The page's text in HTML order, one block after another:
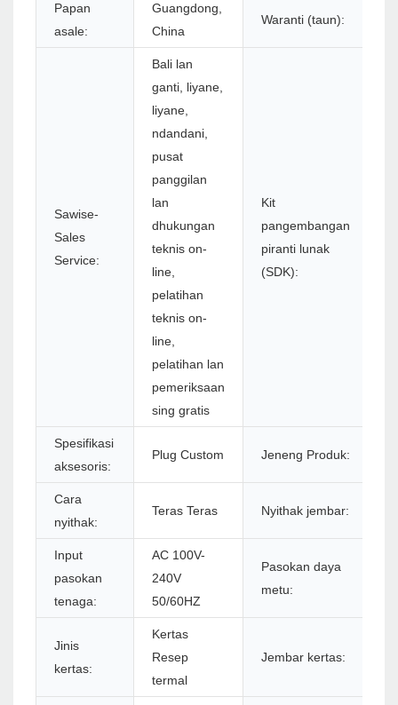
Papan
asale:
Guangdong,
China
Waranti (taun):
Sawise-
Sales
Service:
Bali lan
ganti, liyane,
liyane,
ndandani,
pusat
panggilan
lan
dhukungan
teknis on-
line,
pelatihan
teknis on-
line,
pelatihan lan
pemeriksaan
sing gratis
Kit
pangembangan
piranti lunak
(SDK):
Spesifikasi
aksesoris:
Plug Custom Jeneng Produk:
Cara
nyithak:
Teras Teras Nyithak jembar:
Input
pasokan
tenaga:
AC 100V-
240V
50/60HZ
Pasokan daya
metu:
Jinis
kertas:
Kertas
Resep
termal
Jembar kertas: